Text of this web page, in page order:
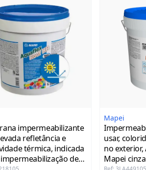
impermeabilizante
refletância e
térmica, indicada
de
Mapei
usar,
no exterior,
Mapei